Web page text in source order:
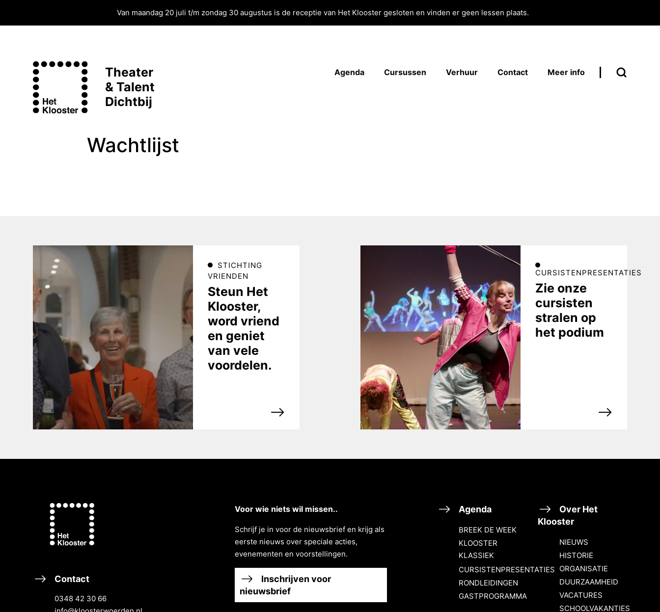
Van maandag 20 juli t/m zondag 30 augustus is de receptie van Het Klooster gesloten en vinden er geen lessen plaats.
Theater
& Talent
Dichtbij
Agenda Cursussen Verhuur Contact Meer info
Wachtlijst
STICHTING
VRIENDEN
Steun Het
Klooster,
word vriend
en geniet
van vele
voordelen.
CURSISTENPRESENTATIES
Zie onze
cursisten
stralen op
het podium
Contact
0348 42 30 66
Voor wie niets wil missen..
Schrĳf je in voor de nieuwsbrief en krĳg als
eerste nieuws over speciale acties,
evenementen en voorstellingen.
Inschrijven voor
nieuwsbrief
Agenda
BREEK DE WEEK
KLOOSTER
KLASSIEK
CURSISTENPRESENTATIES
RONDLEIDINGEN
GASTPROGRAMMA
Over Het
Klooster
NIEUWS
HISTORIE
ORGANISATIE
DUURZAAMHEID
VACATURES
SCHOOLVAKANTIES